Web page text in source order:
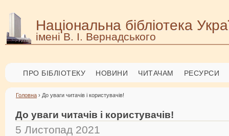
Національна бібліотека
імені В. І. Вернадського
ПРО БІБЛІОТЕКУ НОВИНИ ЧИТАЧАМ РЕСУРСИ
Головна › До уваги читачів і користувачів!
До уваги читачів і користувачів!
5 Листопад 2021